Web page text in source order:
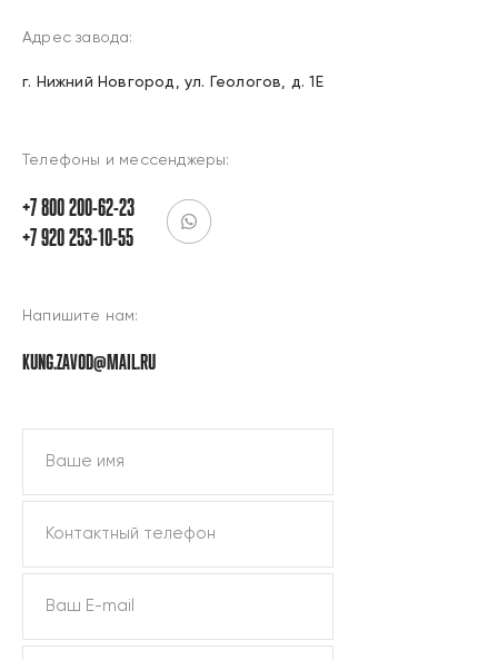
г. Нижний Новгород, ул. Геологов, д. 1Е
Телефоны и мессенджеры:
+7 800 200-62-23
+7 920 253-10-55
Напишите нам:
KUNG.ZAVOD@MAIL.RU
Адрес завода:
ПОДОБРАТЬ КУНГ